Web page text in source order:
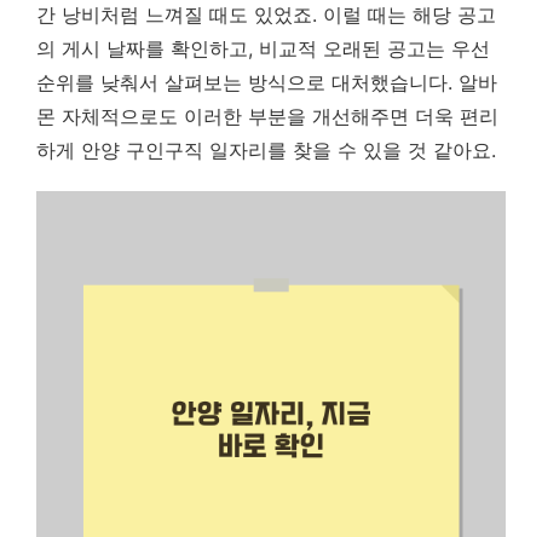
간 낭비처럼 느껴질 때도 있었죠. 이럴 때는 해당 공고
의 게시 날짜를 확인하고, 비교적 오래된 공고는 우선
순위를 낮춰서 살펴보는 방식으로 대처했습니다. 알바
몬 자체적으로도 이러한 부분을 개선해주면 더욱 편리
하게 안양 구인구직 일자리를 찾을 수 있을 것 같아요.